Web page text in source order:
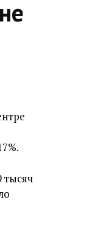
тысяч